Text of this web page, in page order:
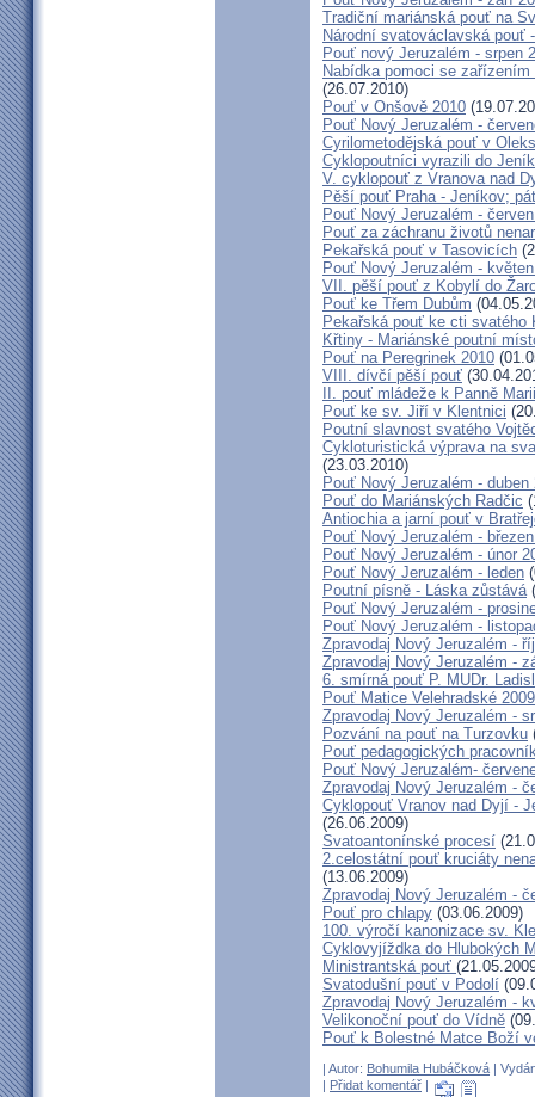
Tradiční mariánská pouť na
Národní svatováclavská pouť
Pouť nový Jeruzalém - srpen
Nabídka pomoci se
(26.07.2010)
Pouť v Onšově 2010
Pouť Nový Jeruzalém -
Cyrilometodějská pouť v
Cyklopoutníci vyrazili do
V. cyklopouť z Vranova nad
Pěší pouť Praha - Jeníkov;
Pouť Nový Jeruzalém -
Pouť za záchranu životů
Pekařská pouť v Tasovicích
Pouť Nový Jeruzalém -
VII. pěší pouť z Kobylí do
Pouť ke Třem Dubům
Pekařská pouť ke cti svatého
Křtiny - Mariánské poutní
Pouť na Peregrinek 2010
VIII. dívčí pěší pouť
II. pouť mládeže k Panně
Pouť ke sv. Jiří v Klentnici
Poutní slavnost svatého
Cykloturistická výprava na
(23.03.2010)
Pouť Nový Jeruzalém - duben
Pouť do Mariánských Radčic
Antiochia a jarní pouť v
Pouť Nový Jeruzalém -
Pouť Nový Jeruzalém - únor
Pouť Nový Jeruzalém - leden
Poutní písně - Láska zůstává
Pouť Nový Jeruzalém -
Pouť Nový Jeruzalém -
Zpravodaj Nový Jeruzalém -
Zpravodaj Nový Jeruzalém -
6. smírná pouť P. MUDr.
Pouť Matice Velehradské 2009
Zpravodaj Nový Jeruzalém -
Pozvání na pouť na Turzovku
Pouť pedagogických
Pouť Nový Jeruzalém-
Zpravodaj Nový Jeruzalém -
Cyklopouť Vranov nad Dyjí -
(26.06.2009)
Svatoantonínské procesí
2.celostátní pouť kruciáty
(13.06.2009)
Zpravodaj Nový Jeruzalém -
Pouť pro chlapy (03.06.2009)
100. výročí kanonizace sv.
Cyklovyjíždka do Hlubokých
Ministrantská pouť
Svatodušní pouť v Podolí
Zpravodaj Nový Jeruzalém -
Velikonoční pouť do Vídně
Pouť k Bolestné Matce Boží
| Autor: Bohumila Hubáčková |
| Přidat komentář |